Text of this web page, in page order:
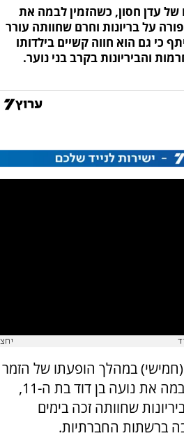
של עדן חסון, כשהזמין לבמה את
בת ה-11, שסיפורה על בריונות וחרם שחוותה עורר
כי גם הוא חווה קשיים בילדותו
והביריונות בקרב בני נוער.
יחצ
במהלך הופעתו של הזמר
עדן חסון, כאשר הזמין לבמה את נועה בן דוד בת ה-11,
שחוותה זכה בימים
ברשתות החברתיות.